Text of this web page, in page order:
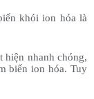
khói ion hóa là
hiện nhanh chóng,
biến ion hóa. Tuy